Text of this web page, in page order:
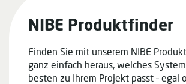
NIBE Produktfinder
Finden Sie mit unserem NIBE
ganz einfach heraus, welches
besten zu Ihrem Projekt passt – egal